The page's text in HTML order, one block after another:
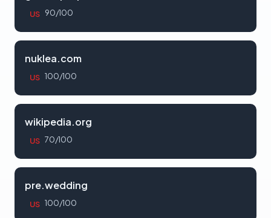
US 90/100
nuklea.com
US 100/100
wikipedia.org
US 70/100
pre.wedding
US 100/100